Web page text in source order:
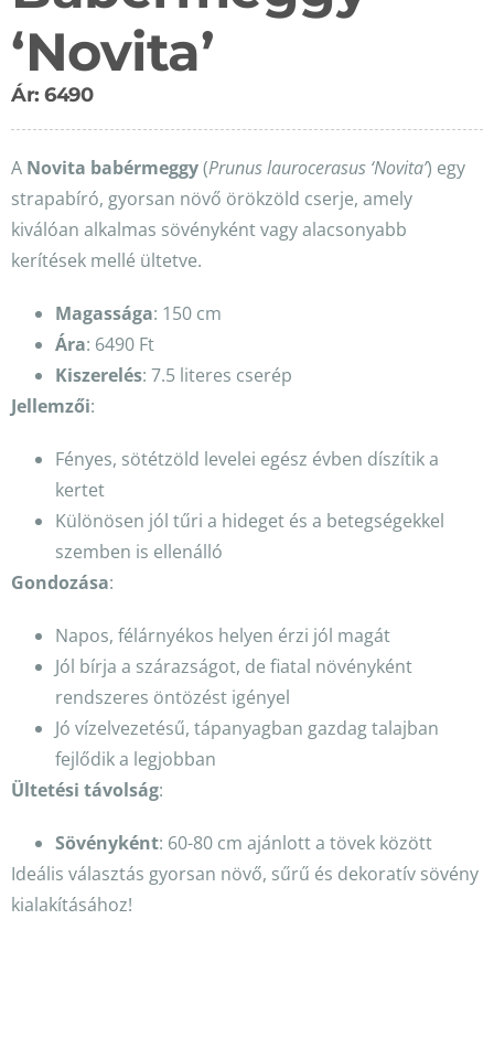
‘Novita’
Ár: 6490
A Novita babérmeggy(Prunus laurocerasus ‘Novita’) egy
strapabíró, gyorsan növő örökzöld cserje, amely
kiválóan alkalmas sövényként vagy alacsonyabb
kerítések mellé ültetve.
Magassága: 150 cm
Ára: 6490 Ft
Kiszerelés: 7.5 literes cserép
Jellemzői:
Fényes, sötétzöld levelei egész évben díszítik a
kertet
Különösen jól tűri a hideget és a betegségekkel
szemben is ellenálló
Gondozása:
Napos, félárnyékos helyen érzi jól magát
Jól bírja a szárazságot, de fiatal növényként
rendszeres öntözést igényel
Jó vízelvezetésű, tápanyagban gazdag talajban
fejlődik a legjobban
Ültetési távolság:
Sövényként: 60-80 cm ajánlott a tövek között
Ideális választás gyorsan növő, sűrű és dekoratív sövény
kialakításához!